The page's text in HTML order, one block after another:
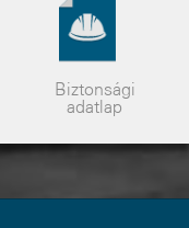
Biztonsági
adatlap